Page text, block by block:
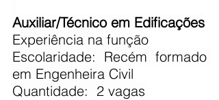
Auxiliar/Técnico em Edificações
​Experiência na função
Escolaridade: Recém formado
em Engenheira Civil
Quantidade:  2 vagas